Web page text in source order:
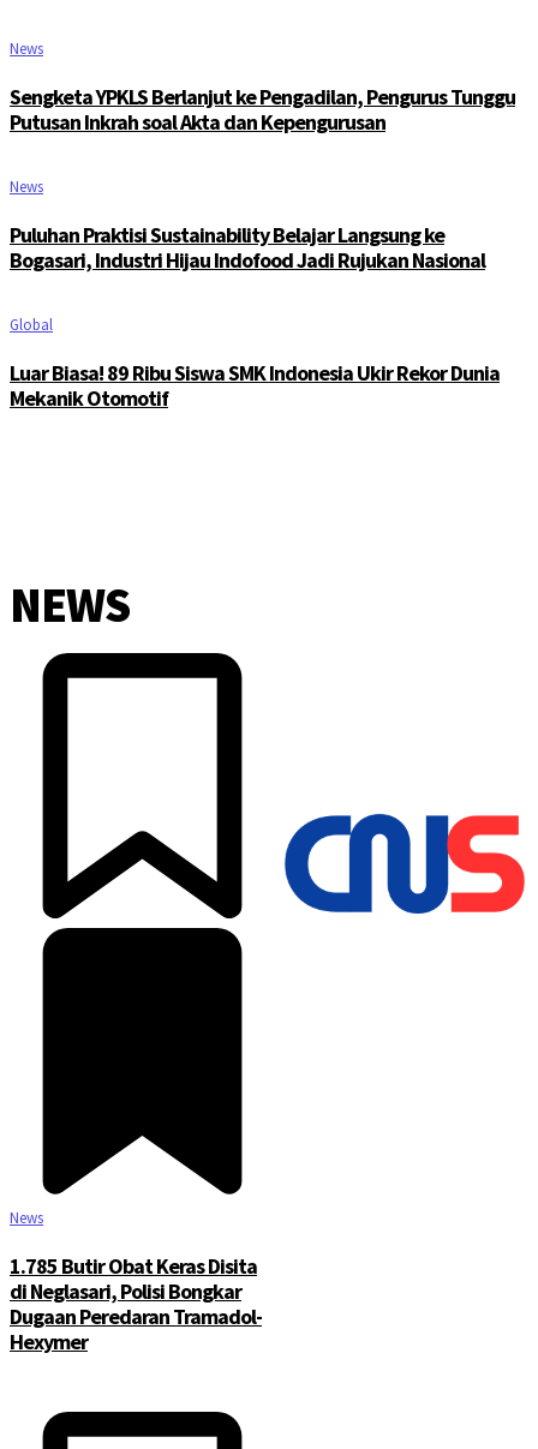
News
Sengketa YPKLS Berlanjut ke Pengadilan, Pengurus Tunggu
Putusan Inkrah soal Akta dan Kepengurusan
News
Puluhan Praktisi Sustainability Belajar Langsung ke
Bogasari, Industri Hijau Indofood Jadi Rujukan Nasional
Global
Luar Biasa! 89 Ribu Siswa SMK Indonesia Ukir Rekor Dunia
Mekanik Otomotif
NEWS
News
1.785 Butir Obat Keras Disita
di Neglasari, Polisi Bongkar
Dugaan Peredaran Tramadol-
Hexymer